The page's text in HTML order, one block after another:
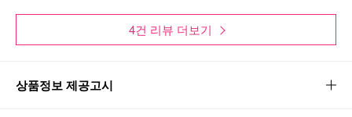
4건 리뷰 더보기
상품정보 제공고시